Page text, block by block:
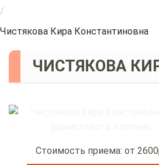
/
Чистякова Кира Константиновна
ЧИСТЯКОВА
Стоимость приема: от